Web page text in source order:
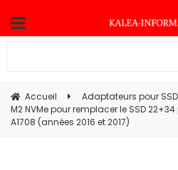
Accueil Adaptateurs pour SSD
M2 NVMe pour remplacer le SSD 22+34
A1708 (années 2016 et 2017)